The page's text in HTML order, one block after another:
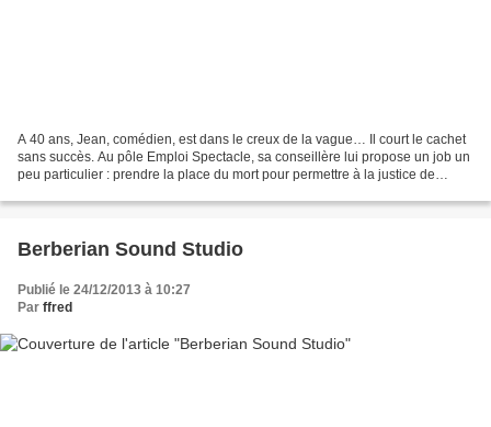
A 40 ans, Jean, comédien, est dans le creux de la vague… Il court le cachet
sans succès. Au pôle Emploi Spectacle, sa conseillère lui propose un job un
peu particulier : prendre la place du mort pour permettre à la justice de
Berberian Sound Studio
Publié le 24/12/2013 à 10:27
Par ffred